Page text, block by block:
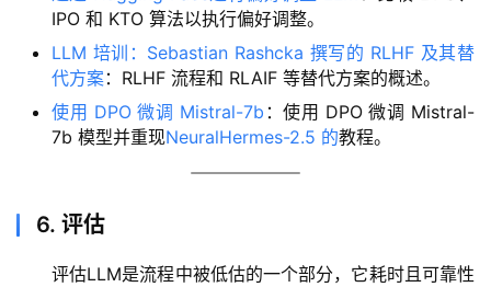
IPO 和 KTO 算法以执行偏好调整。
LLM 培训：Sebastian Rashcka 撰写的 RLHF 及其替
代方案：RLHF 流程和 RLAIF 等替代方案的概述。
使用 DPO 微调 Mistral-7b ：使用 DPO 微调 Mistral-
7b 模型并重现NeuralHermes-2.5 的教程。
6. 评估
评估LLM是流程中被低估的一个部分，它耗时且可靠性